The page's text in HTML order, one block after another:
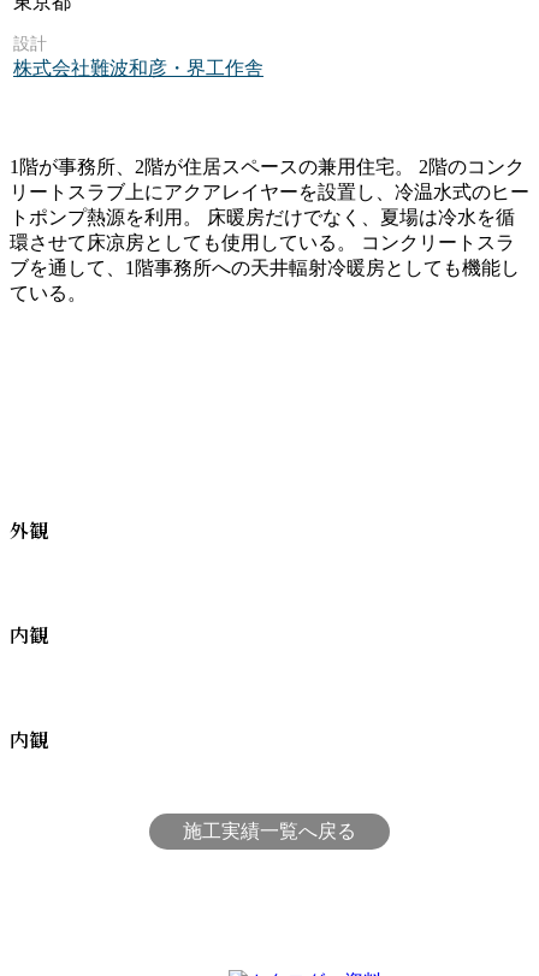
設計
株式会社難波和彦・界工作舎
1階が事務所、2階が住居スペースの兼用住宅。 2階のコンク
リートスラブ上にアクアレイヤーを設置し、冷温水式のヒー
トポンプ熱源を利用。 床暖房だけでなく、夏場は冷水を循
環させて床凉房としても使用している。 コンクリートスラ
ブを通して、1階事務所への天井輻射冷暖房としても機能し
ている。
外観
内観
内観
施工実績一覧へ戻る